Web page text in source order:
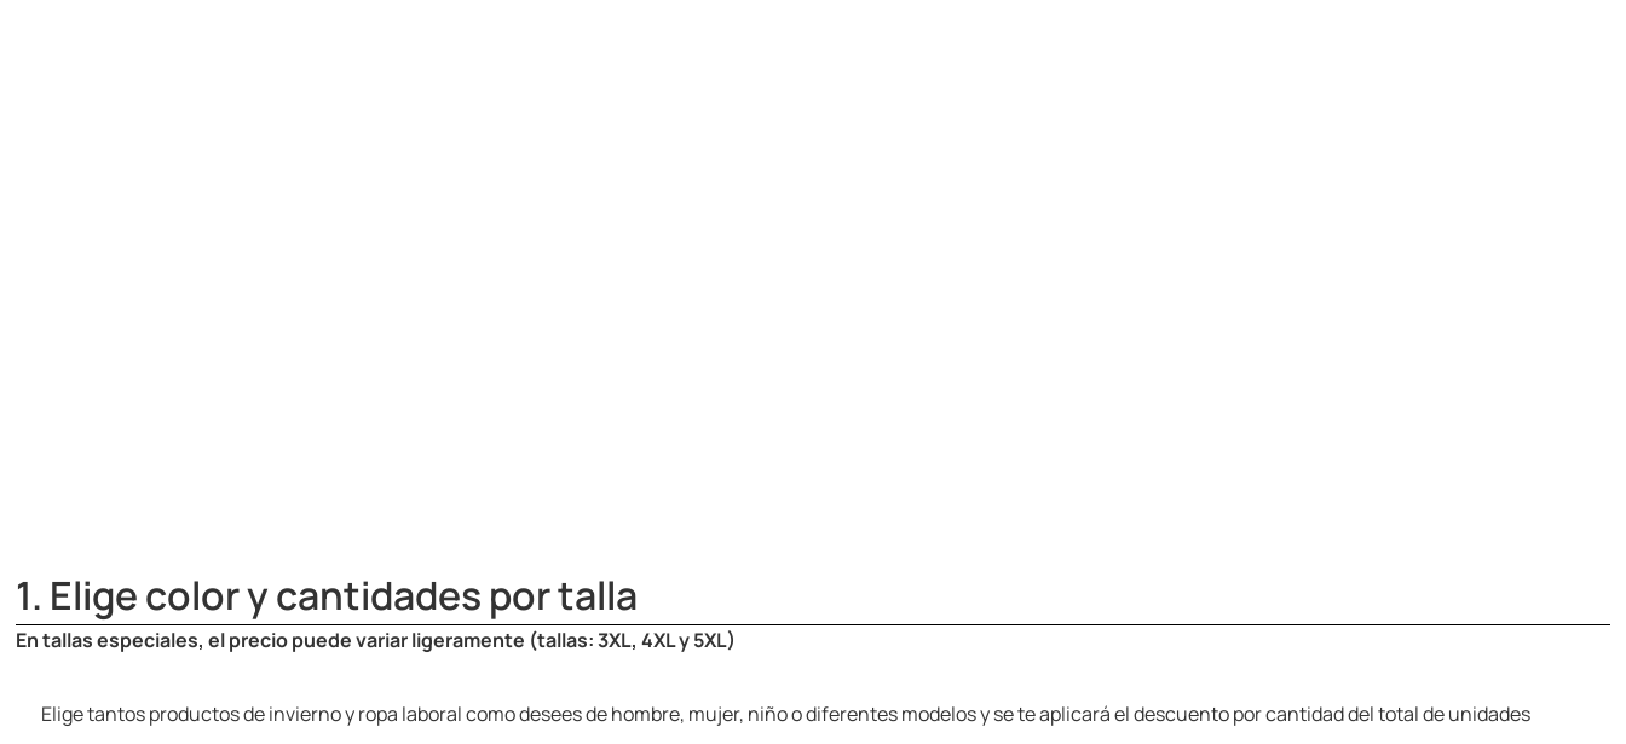
1. Elige color y cantidades por talla
En tallas especiales, el precio puede variar ligeramente (tallas: 3XL, 4XL y 5XL)
Elige tantos productos de invierno y ropa laboral como desees de hombre, mujer, niño o diferentes modelos y se te aplicará el descuento por cantidad del total de unidades